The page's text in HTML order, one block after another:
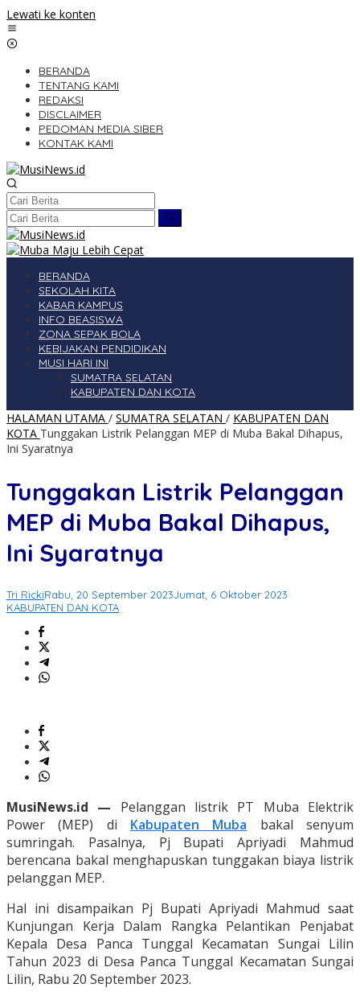
Lewati ke konten
BERANDA
TENTANG KAMI
REDAKSI
DISCLAIMER
PEDOMAN MEDIA SIBER
KONTAK KAMI
BERANDA
SEKOLAH KITA
KABAR KAMPUS
INFO BEASISWA
ZONA SEPAK BOLA
KEBIJAKAN PENDIDIKAN
MUSI HARI INI
SUMATRA SELATAN
KABUPATEN DAN KOTA
HALAMAN UTAMA / SUMATRA SELATAN / KABUPATEN DAN
KOTA Tunggakan Listrik Pelanggan MEP di Muba Bakal Dihapus,
Ini Syaratnya
Tunggakan Listrik Pelanggan
MEP di Muba Bakal Dihapus,
Ini Syaratnya
Tri RickiRabu, 20 September 2023Jumat, 6 Oktober 2023
KABUPATEN DAN KOTA
MusiNews.id — Pelanggan listrik PT Muba Elektrik
Power (MEP) di Kabupaten Muba bakal senyum
sumringah. Pasalnya, Pj Bupati Apriyadi Mahmud
berencana bakal menghapuskan tunggakan biaya listrik
pelanggan MEP.
Hal ini disampaikan Pj Bupati Apriyadi Mahmud saat
Kunjungan Kerja Dalam Rangka Pelantikan Penjabat
Kepala Desa Panca Tunggal Kecamatan Sungai Lilin
Tahun 2023 di Desa Panca Tunggal Kecamatan Sungai
Lilin, Rabu 20 September 2023.